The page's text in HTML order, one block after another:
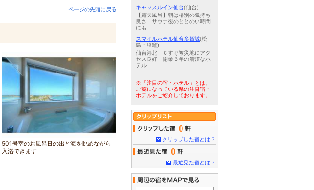
ページの先頭に戻る
501号室のお風呂日の出と海を眺めながら
入浴できます
キャッスルイン仙台(仙台)
【露天風呂】朝は格別の気持ち
良さ！サウナ後のととのい時間
にも
スマイルホテル仙台多賀城(松
島・塩竈)
仙台港北ＩＣすぐ被災地にアク
セス良好 開業３年の清潔なホ
テル
※「注目の宿・ホテル」とは、
ご覧になっている県の注目宿・
ホテルをご紹介しております。
0
クリップした宿とは？
0
最近見た宿とは？